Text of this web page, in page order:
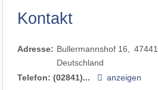
Kontakt
Adresse: Bullermannshof 16 47441
Deutschland
Telefon: (02841)...
anzeigen